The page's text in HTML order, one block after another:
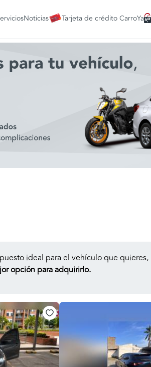
Noticias Tarjeta de crédito CarroYa
ideal para el vehículo que quieres,
opción para adquirirlo.